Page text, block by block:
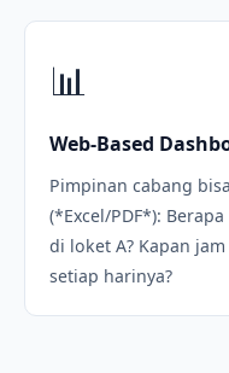
📊
Web-Based
Pimpinan cabang
(*Excel/PDF*):
di loket A? Kapan
setiap harinya?